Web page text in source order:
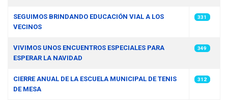
SEGUIMOS BRINDANDO EDUCACIÓN VIAL A LOS
VECINOS
331
VIVIMOS UNOS ENCUENTROS ESPECIALES PARA
ESPERAR LA NAVIDAD
349
CIERRE ANUAL DE LA ESCUELA MUNICIPAL DE TENIS
DE MESA
312